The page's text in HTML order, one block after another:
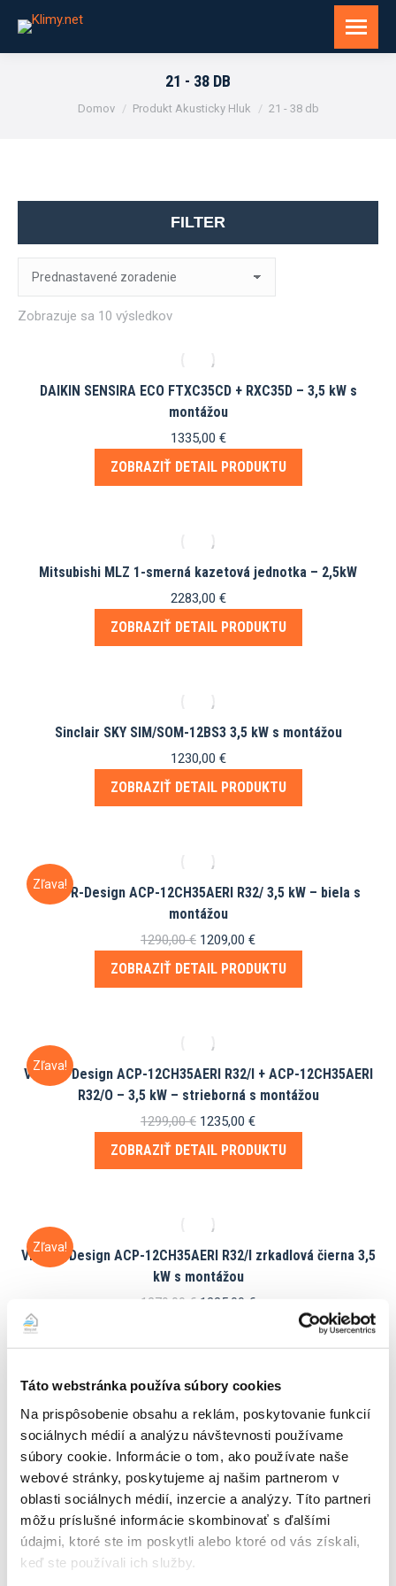
Táto webstránka používa súbory cookies
Na prispôsobenie obsahu a reklám, poskytovanie funkcií
sociálnych médií a analýzu návštevnosti používame
súbory cookie. Informácie o tom, ako používate naše
webové stránky, poskytujeme aj našim partnerom v
oblasti sociálnych médií, inzercie a analýzy. Títo partneri
môžu príslušné informácie skombinovať s ďalšími
údajmi, ktoré ste im poskytli alebo ktoré od vás získali,
keď ste používali ich služby.
21 - 38 DB
You are here:
Domov Produkt Akusticky Hluk 21 - 38 db
Zobrazuje sa 10 výsledkov
DAIKIN SENSIRA ECO FTXC35CD + RXC35D – 3,5 kW s
montážou
1335,00 €
ZOBRAZIŤ DETAIL PRODUKTU
Mitsubishi MLZ 1-smerná kazetová jednotka – 2,5kW
2283,00 €
ZOBRAZIŤ DETAIL PRODUKTU
Sinclair SKY SIM/SOM-12BS3 3,5 kW s montážou
1230,00 €
ZOBRAZIŤ DETAIL PRODUKTU
Zľava!
Vivax R-Design ACP-12CH35AERI R32/ 3,5 kW – biela s
montážou
1290,00€ Pôvodná
cena
1209,00 €Aktuálna
cena
ZOBRAZIŤ DETAIL PRODUKTU
Zľava!
Vivax R-Design ACP-12CH35AERI R32/I + ACP-12CH35AERI
R32/O – 3,5 kW – strieborná s montážou
1299,00€ Pôvodná
cena
1235,00 €Aktuálna
cena
ZOBRAZIŤ DETAIL PRODUKTU
Zľava!
Vivax R-Design ACP-12CH35AERI R32/I zrkadlová čierna 3,5
kW s montážou
1279,00 € Pôvodná
bola:
1235,00 €Aktuálna
je:
Zľava!
Vivax R-Design biela multisplit 2×2,5 kW s montážou
2440,00€ Pôvodná
cena
bola:
2440,00 €.
2339,00€ Aktuálna
cena
je:
2339,00 €.
ZOBRAZIŤ DETAIL PRODUKTU
FILTER